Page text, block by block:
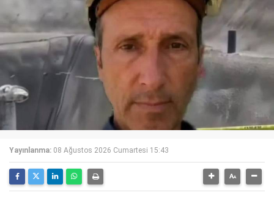
Yayınlanma: 08 Ağustos 2026 Cumartesi 15:43